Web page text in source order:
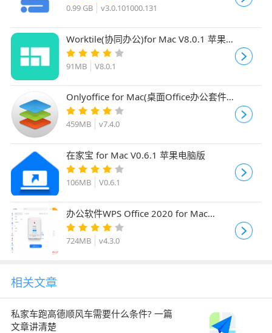
0.99 GB v3.0.101000.131
Worktile(协同办公)for Mac V8.0.1 苹果
电脑版
91MB V8.0.1
Onlyoffice for Mac(桌面Office办公套件)
v7.4.0 中文开源免费版
459MB v7.4.0
在家宝 for Mac V0.6.1 苹果电脑版
106MB V0.6.1
办公软件WPS Office 2020 for Mac
v4.3.0(7281) 官方最新正式版
724MB v4.3.0
相关文章
私家车跑高德顺风车需要什么条件? 一篇
文章讲清楚